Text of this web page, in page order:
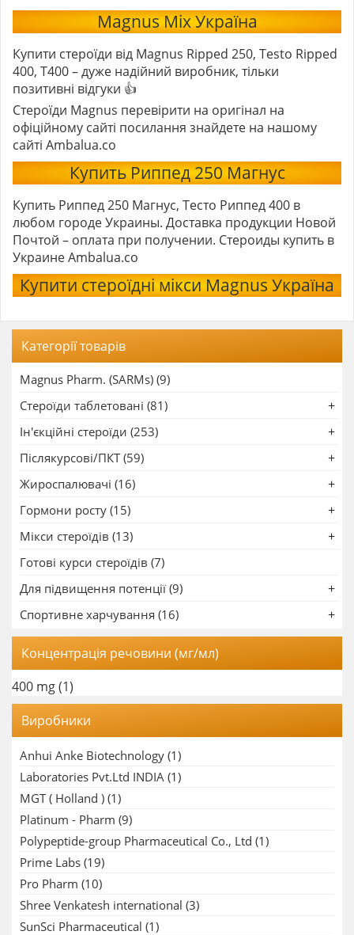
Magnus Mix Україна
Купити стероїди від Magnus Ripped 250, Testo Ripped
400, T400 – дуже надійний виробник, тільки
позитивні відгуки 👍
Стероїди Magnus перевірити на оригінал на
офіційному сайті посилання знайдете на нашому
сайті Ambalua.co
Купить Риппед 250 Магнус
Купить Риппед 250 Магнус, Тесто Риппед 400 в
любом городе Украины. Доставка продукции Новой
Почтой – оплата при получении. Стероиды купить в
Украине Ambalua.co
Купити стероїдні мікси Magnus Україна
Категорії товарів
Magnus Pharm. (SARMs) (9)
Стероїди таблетовані (81)
Ін'єкційні стероїди (253)
Післякурсові/ПКТ (59)
Жироспалювачі (16)
Гормони росту (15)
Мікси стероїдів (13)
Готові курси стероїдів (7)
Для підвищення потенції (9)
Спортивне харчування (16)
Концентрація речовини (мг/мл)
400 mg(1)
Виробники
Anhui Anke Biotechnology (1)
Laboratories Pvt.Ltd INDIA (1)
MGT ( Holland ) (1)
Platinum - Pharm (9)
Polypeptide-group Pharmaceutical Co., Ltd (1)
Prime Labs (19)
Pro Pharm (10)
Shree Venkatesh international (3)
SunSci Pharmaceutical (1)